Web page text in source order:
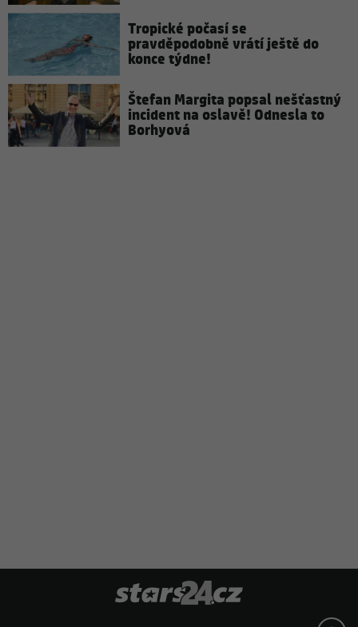
Tropické počasí se
pravděpodobně vrátí ještě do
konce týdne!
Štefan Margita popsal nešťastný
incident na oslavě! Odnesla to
Borhyová